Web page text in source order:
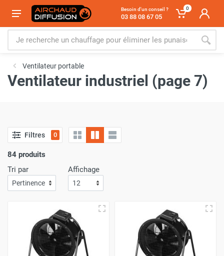
Besoin d'un conseil ?
03 88 08 67 05
0
Ventilateur portable
Ventilateur industriel (page 7)
Filtres 0
84 produits
Tri par
Affichage